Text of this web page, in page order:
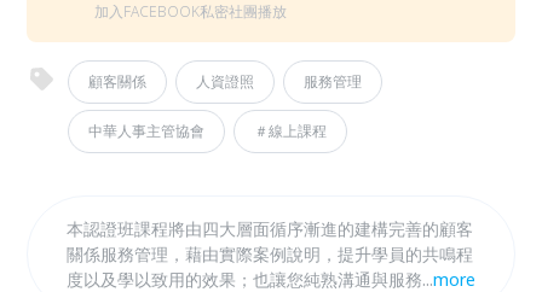
加入FACEBOOK私密社團播放
顧客關係 人資證照 服務管理
中華人事主管協會 ＃線上課程
本認證班課程將由四大層面循序漸進的建構完善的顧客
關係服務管理，藉由實際案例說明，提升學員的共鳴程
度以及學以致用的效果；也讓您純熟溝通與服務技巧，
...more